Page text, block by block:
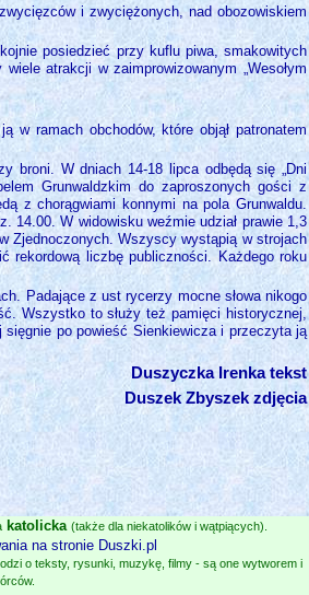
i zwyciężonych, nad obozowiskiem
posiedzieć przy kuflu piwa, smakowitych
atrakcji w zaimprowizowanym „Wesołym
w ramach obchodów, które objął patronatem
broni. W dniach 14-18 lipca odbędą się „Dni
Grunwaldzkim do zaproszonych gości z
z chorągwiami konnymi na pola Grunwaldu.
14.00. W widowisku weźmie udział prawie 1,3
Zjednoczonych. Wszyscy wystąpią w strojach
rekordową liczbę publiczności. Każdego roku
Padające z ust rycerzy mocne słowa nikogo
Wszystko to służy też pamięci historycznej,
po powieść Sienkiewicza i przeczyta ją
Duszyczka Irenka tekst
Duszek Zbyszek zdjęcia
katolicka (także dla niekatolików i wątpiących).
na stronie Duszki.pl
o teksty, rysunki, muzykę, filmy - są one wytworem i